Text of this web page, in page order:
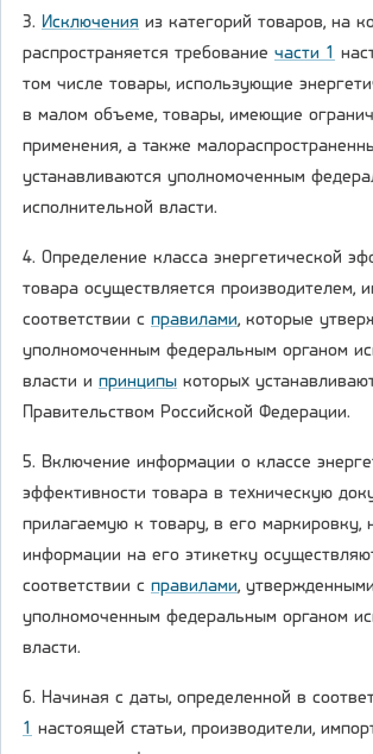
3. Исключения из категорий товаров, на
распространяется требование части 1
том числе товары, использующие
в малом объеме, товары, имеющие
применения, а также
устанавливаются уполномоченным
исполнительной власти.
4. Определение класса энергетической
товара осуществляется производителем,
соответствии с правилами, которые
уполномоченным федеральным органом
власти и принципы которых
Правительством Российской Федерации.
5. Включение информации о классе
эффективности товара в техническую
прилагаемую к товару, в его маркировку,
информации на его этикетку
соответствии с правилами, утвержденными
уполномоченным федеральным органом
власти.
6. Начиная с даты, определенной в
1 настоящей статьи, производители,